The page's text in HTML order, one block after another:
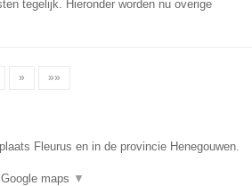
tegelijk. Hieronder worden nu overige
» »»
Fleurus en in de provincie Henegouwen.
Google maps ▼